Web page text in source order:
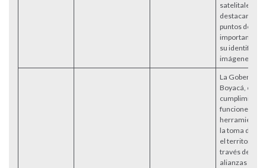
satelitales
destacando
puntos de
importantes
su
imágenes
La
Boyacá, en el
cumplimiento
funciones, ha
herramientas
la toma de
el territorio
través de
alianzas con